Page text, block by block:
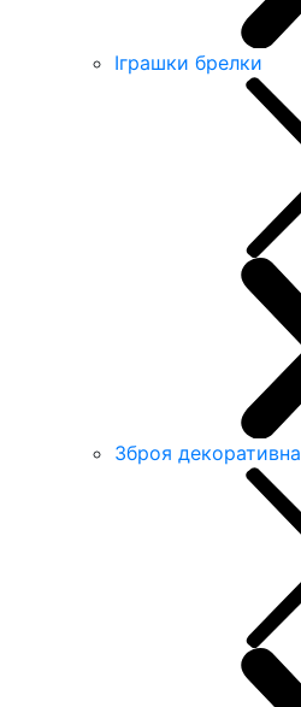
Іграшки брелки
Зброя декоративна